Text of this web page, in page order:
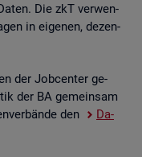
Die zkT ver­wen­
in ei­ge­nen, de­zen­
der Job­cen­ter ge­
der BA ge­mein­sam
den
Da­